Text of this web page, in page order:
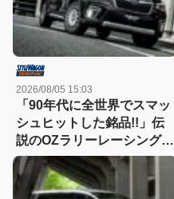
2026/08/05 15:03
「90年代に全世界でスマッ
シュヒットした銘品!!」伝
説のOZラリーレーシングを
今だからこそ狙いたい！